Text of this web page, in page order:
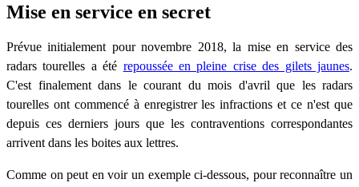
Mise en service en secret
Prévue initialement pour novembre 2018, la mise en service des
radars tourelles a été repoussée en pleine crise des gilets jaunes.
C'est finalement dans le courant du mois d'avril que les radars
tourelles ont commencé à enregistrer les infractions et ce n'est que
depuis ces derniers jours que les contraventions correspondantes
arrivent dans les boites aux lettres.
Comme on peut en voir un exemple ci-dessous, pour reconnaître un